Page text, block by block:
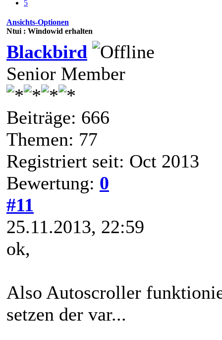
5
Ansichts-Optionen
Ntui : Windowid erhalten
Blackbird
Senior Member
Beiträge: 666
Themen: 77
Registriert seit: Oct 2013
Bewertung: 0
#11
25.11.2013, 22:59
ok,
Also Autoscroller
setzen der var...